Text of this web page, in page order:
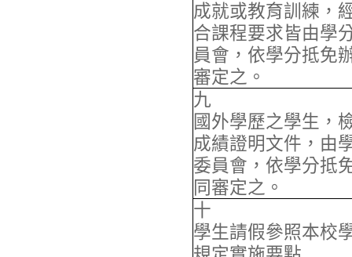
成就或教育訓練，
合課程要求皆由學
員會，依學分抵免
審定之。
九
國外學歷之學生，
成績證明文件，由
委員會，依學分抵
同審定之。
十
學生請假參照本校